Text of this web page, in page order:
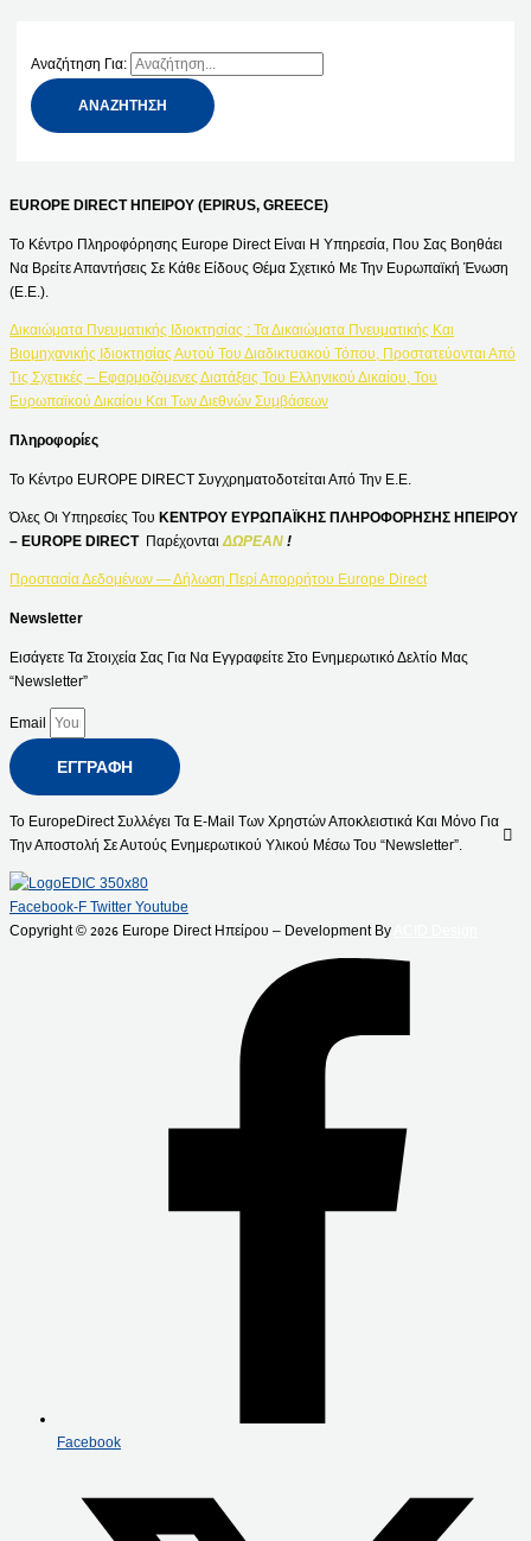
Αναζήτηση Για:
EUROPE DIRECT ΗΠΕΙΡΟΥ (EPIRUS, GREECE)
Το Κέντρο Πληροφόρησης Europe Direct Είναι Η Υπηρεσία, Που Σας Βοηθάει
Να Βρείτε Απαντήσεις Σε Κάθε Είδους Θέμα Σχετικό Με Την Ευρωπαϊκή Ένωση
(Ε.Ε.).
Δικαιώματα Πνευματικής Ιδιοκτησίας : Τα Δικαιώματα Πνευματικής Και
Βιομηχανικής Ιδιοκτησίας Αυτού Του Διαδικτυακού Τόπου, Προστατεύονται Από
Τις Σχετικές – Εφαρμοζόμενες Διατάξεις Του Ελληνικού Δικαίου, Του
Ευρωπαϊκού Δικαίου Και Των Διεθνών Συμβάσεων
Πληροφορίες
Το Κέντρο EUROPE DIRECT Συγχρηματοδοτείται Από Την Ε.Ε.
Όλες Οι Υπηρεσίες Του ΚΕΝΤΡΟΥ ΕΥΡΩΠΑΪΚΗΣ ΠΛΗΡΟΦΟΡΗΣΗΣ ΗΠΕΙΡΟΥ
– EUROPE DIRECT Παρέχονται ΔΩΡΕΑΝ !
Προστασία Δεδομένων — Δήλωση Περί Απορρήτου Europe Direct
Newsletter
Εισάγετε Τα Στοιχεία Σας Για Να Εγγραφείτε Στο Ενημερωτικό Δελτίο Μας
“Newsletter”
Email
ΕΓΓΡΑΦΉ
Το EuropeDirect Συλλέγει Τα E-Mail Των Χρηστών Αποκλειστικά Και Μόνο Για
Την Αποστολή Σε Αυτούς Ενημερωτικού Υλικού Μέσω Του “Newsletter”.
Facebook-F Twitter Youtube
Copyright © 2026 Europe Direct Ηπείρου – Development By
Facebook